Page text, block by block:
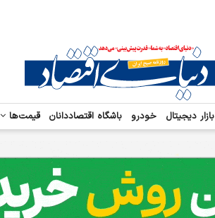
بازار دیجیتال خودرو باشگاه اقتصاددانان قیمت‌ها